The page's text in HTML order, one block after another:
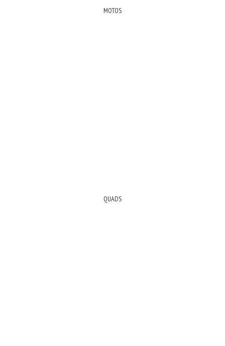
MOTOS
QUADS